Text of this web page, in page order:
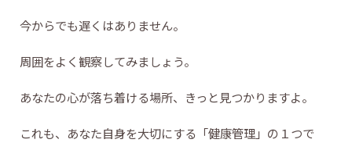
今からでも遅くはありません。
周囲をよく観察してみましょう。
あなたの心が落ち着ける場所、きっと見つかりますよ。
これも、あなた自身を大切にする「健康管理」の１つで